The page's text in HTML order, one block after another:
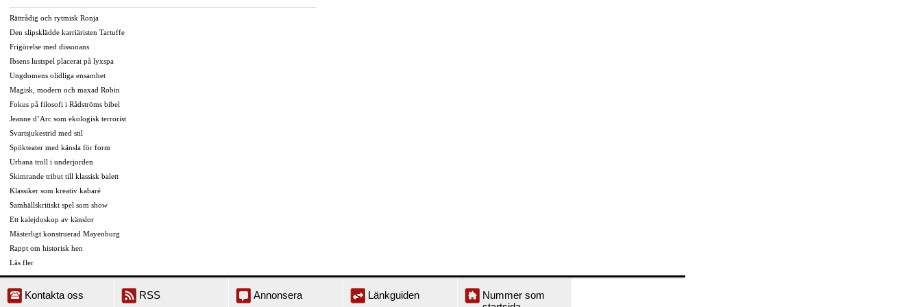
Rättrådig och rytmisk Ronja
Den slipsklädde karriäristen Tartuffe
Frigörelse med dissonans
Ibsens lustspel placerat på lyxspa
Ungdomens olidliga ensamhet
Magisk, modern och maxad Robin
Fokus på filosofi i Rådströms bibel
Jeanne d’Arc som ekologisk terrorist
Svartsjukestrid med stil
Spökteater med känsla för form
Urbana troll i underjorden
Skimrande tribut till klassisk balett
Klassiker som kreativ kabaré
Samhällskritiskt spel som show
Ett kalejdoskop av känslor
Mästerligt konstruerad Mayenburg
Rappt om historisk hen
Läs fler
Kontakta oss RSS Annonsera Länkguiden
Nummer som